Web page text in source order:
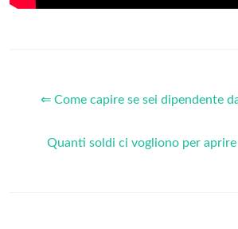
⇐ Come capire se sei dipendente
Quanti soldi ci vogliono per